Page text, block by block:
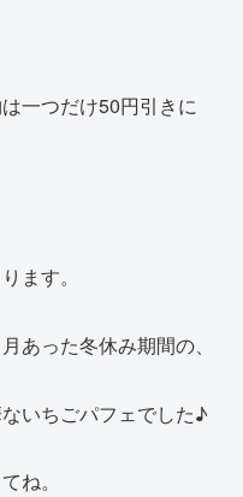
一つだけ50円引きに
ます。
あった冬休み期間の、
いちごパフェでした♪
ね。